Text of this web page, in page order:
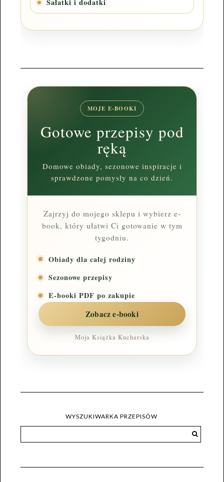
Sałatki i dodatki
MOJE E-BOOKI
Gotowe przepisy pod
ręką
Domowe obiady, sezonowe inspiracje i
sprawdzone pomysły na co dzień.
Zajrzyj do mojego sklepu i wybierz e-
book, który ułatwi Ci gotowanie w tym
tygodniu.
Obiady dla całej rodziny
Sezonowe przepisy
E-booki PDF po zakupie
Zobacz e-booki
Moja Książka Kucharska
WYSZUKIWARKA PRZEPISÓW